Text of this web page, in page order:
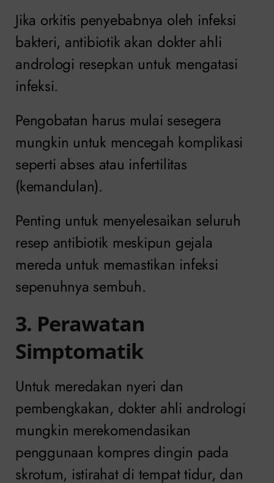
Jika orkitis penyebabnya oleh infeksi
bakteri, antibiotik akan dokter ahli
andrologi resepkan untuk mengatasi
infeksi.
Pengobatan harus mulai sesegera
mungkin untuk mencegah komplikasi
seperti abses atau infertilitas
(kemandulan).
Penting untuk menyelesaikan seluruh
resep antibiotik meskipun gejala
mereda untuk memastikan infeksi
sepenuhnya sembuh.
3. Perawatan
Simptomatik
Untuk meredakan nyeri dan
pembengkakan, dokter ahli andrologi
mungkin merekomendasikan
penggunaan kompres dingin pada
skrotum, istirahat di tempat tidur, dan